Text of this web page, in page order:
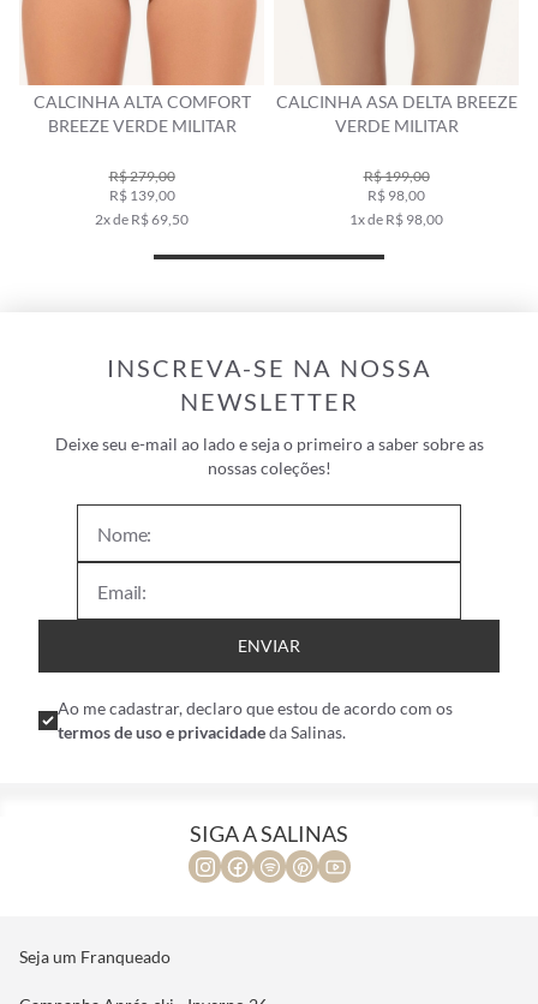
CALCINHA ALTA COMFORT
BREEZE VERDE MILITAR
R$ 279,00
R$ 139,00
2x de R$ 69,50
CALCINHA ASA DELTA BREEZE
VERDE MILITAR
R$ 199,00
R$ 98,00
1x de R$ 98,00
INSCREVA-SE NA NOSSA
NEWSLETTER
Deixe seu e-mail ao lado e seja o primeiro a saber sobre as
nossas coleções!
ENVIAR
Ao me cadastrar, declaro que estou de acordo com os
termos de uso e privacidadeda Salinas.
SIGA A SALINAS
Seja um Franqueado